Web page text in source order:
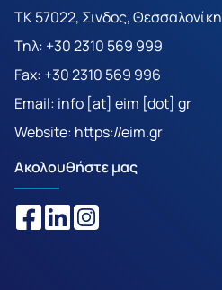
TK 57022, Σινδος, Θεσσαλονίκη
Τηλ: +30 2310 569 999
Fax: +30 2310 569 996
Email: info [at] eim [dot] gr
Website: https://eim.gr
Ακολουθήστε μας